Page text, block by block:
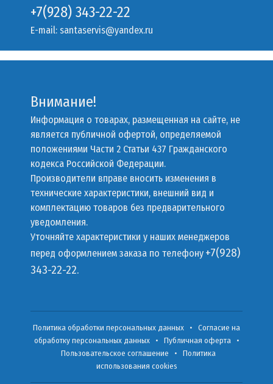
+7(928) 343-22-22
E-mail: santaservis@yandex.ru
Внимание!
Информация о товарах, размещенная на сайте, не
является публичной офертой, определяемой
положениями Части 2 Статьи 437 Гражданского
кодекса Российской Федерации.
Производители вправе вносить изменения в
технические характеристики, внешний вид и
комплектацию товаров без предварительного
уведомления.
Уточняйте характеристики у наших менеджеров
перед оформлением заказа по телефону +7(928)
343-22-22.
Политика обработки персональных данных • Согласие на
обработку персональных данных• Публичная оферта
•
Пользовательское соглашение • Политика
использования cookies